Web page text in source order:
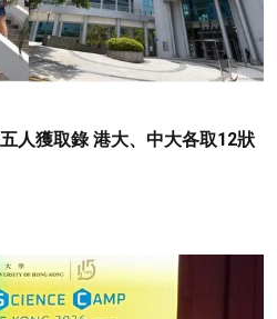
人獲取錄 港大、中大各取12狀